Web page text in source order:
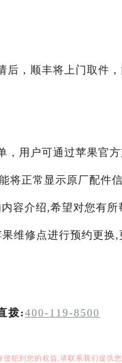
，顺丰将上门取件
用户可通过苹果官
将正常显示原厂配件信
容介绍,希望对您有所
维修点进行预约更换,
拨:400-119-8500
犯到您的权益,请联系我们提供